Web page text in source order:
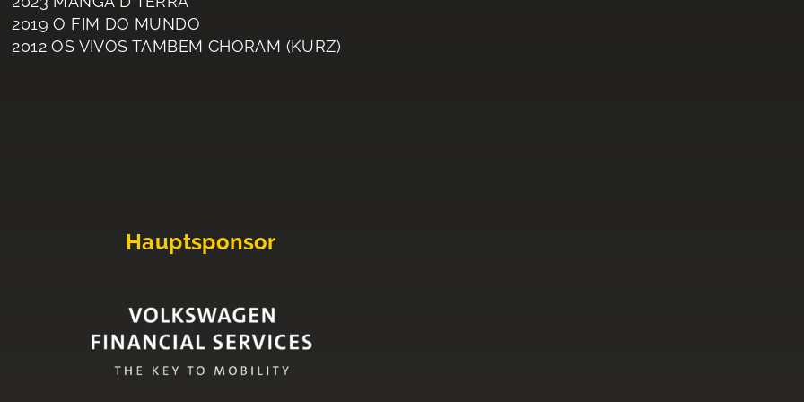
2019 O FIM DO MUNDO
2012 OS VIVOS TAMBEM CHORAM (KURZ)
Hauptsponsor